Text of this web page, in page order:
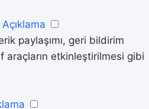
Açıklama
paylaşımı, geri bildirim
araçların etkinleştirilmesi gibi